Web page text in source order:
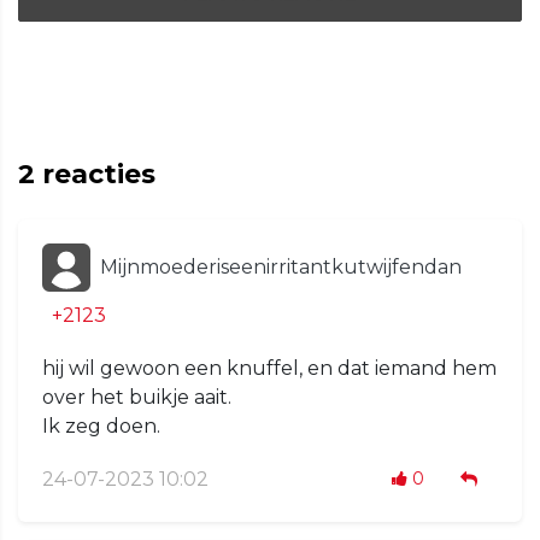
2 reacties
Mijnmoederiseenirritantkutwijfendan
+2123
hij wil gewoon een knuffel, en dat iemand hem
over het buikje aait.
Ik zeg doen.
24-07-2023 10:02 0